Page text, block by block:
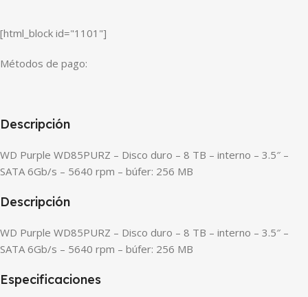
[html_block id="1101"]
Métodos de pago:
Descripción
WD Purple WD85PURZ – Disco duro – 8 TB – interno – 3.5″ –
SATA 6Gb/s – 5640 rpm – búfer: 256 MB
Descripción
WD Purple WD85PURZ – Disco duro – 8 TB – interno – 3.5″ –
SATA 6Gb/s – 5640 rpm – búfer: 256 MB
Especificaciones